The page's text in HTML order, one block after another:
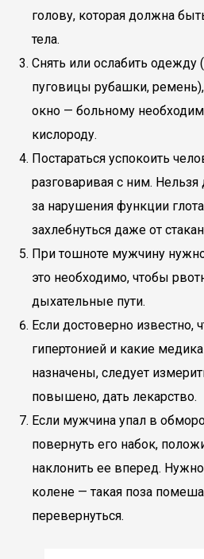
голову, которая должна
тела.
Снять или ослабить одежду
пуговицы рубашки,
окно — больному
кислороду.
Постараться успокоить
разговаривая с ним. Нельзя
за нарушения функции
захлебнуться даже от
При тошноте мужчину
это необходимо, чтобы
дыхательные пути.
Если достоверно известно,
гипертонией и какие
назначены, следует
повышено, дать лекарство.
Если мужчина упал в
повернуть его набок,
наклонить ее вперед.
колене — такая поза
перевернуться.